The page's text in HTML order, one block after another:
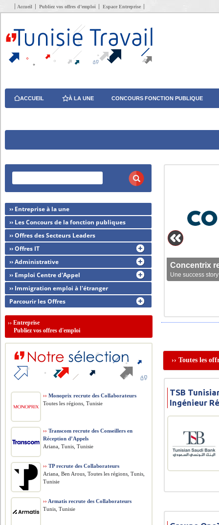
Accueil Publiez vos offres d’emploi Espace Entreprise
ACCUEIL À LA UNE CONCOURS FONCTION PUBLIQUE
Concentrix
Une success
›› Toutes les
TSB
Ingénieur
›› Entreprise à la une
›› Les Concours de la fonction publiques
›› Offres des Secteurs Leaders
›› Offres IT
›› Administrative
›› Emploi Centre d'Appel
›› Immigration emploi à l'étranger
Parcourir les Offres
››Entreprise
Publiez vos offres d'emploi
›› Monoprix recrute des Collaborateurs
Toutes les régions, Tunisie
›› Transcom recrute des Conseillers en
Réception d’Appels
Ariana, Tunis, Tunisie
›› TP recrute des Collaborateurs
Ariana, Ben Arous, Toutes les régions, Tunis,
Tunisie
›› Armatis recrute des Collaborateurs
Tunis, Tunisie